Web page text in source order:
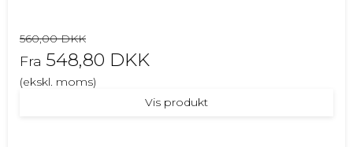
560,00 DKK
Fra 548,80 DKK
(ekskl. moms)
Vis produkt